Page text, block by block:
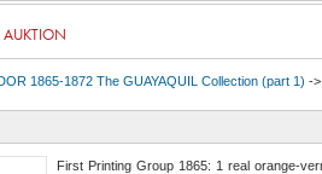
1865-1872 The GUAYAQUIL Collection (part 1) ->
First Printing Group 1865: 1 real orange-